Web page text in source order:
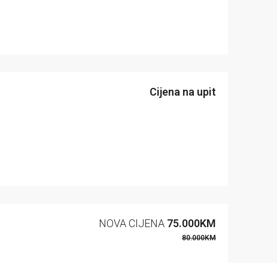
Cijena na upit
NOVA CIJENA 75.000KM
80.000KM